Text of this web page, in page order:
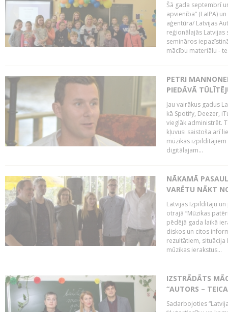
Šā gada septembrī
apvienība” (LaIPA)
aģentūra/ Latvijas
reģionālajās
semināros
mācību materiālu -
PETRI
PIEDĀVĀ
Jau vairākus gadus
kā Spotify, Deezer,
vieglāk administrēt.
kļuvusi saistoša arī
mūzikas
digitālajam...
NĀKAMĀ
VARĒTU NĀKT
Latvijas Izpildītāju
otrajā “Mūzikas
pēdējā gada laikā
diskos un citos
rezultātiem, situācija
mūzikas ierakstus...
IZSTRĀDĀTS
“AUTORS –
Sadarbojoties